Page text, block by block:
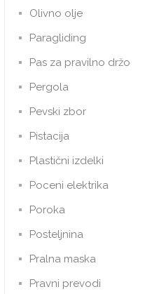
Olivno olje
Paragliding
Pas za pravilno držo
Pergola
Pevski zbor
Pistacija
Plastični izdelki
Poceni elektrika
Poroka
Posteljnina
Pralna maska
Pravni prevodi